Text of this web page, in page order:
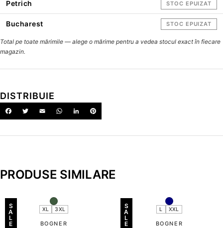
Petrich STOC EPUIZAT
Bucharest STOC EPUIZAT
Total pe toate mărimile — alege o mărime pentru a vedea stocul exact în fiecare
magazin.
DISTRIBUIE
PRODUSE SIMILARE
S
A
L
E
XL 3XL
BOGNER
S
A
L
E
L XXL
BOGNER